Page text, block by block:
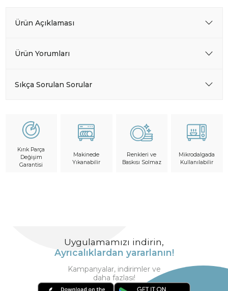
Ürün Açıklaması
Ürün Yorumları
Sıkça Sorulan Sorular
Kırık Parça
Değişim
Garantisi
Makinede
Yıkanabilir
Renkleri ve
Baskısı Solmaz
Mikrodalgada
Kullanılabilir
Uygulamamızı indirin,
Ayrıcalıklardan yararlanın!
Kampanyalar, indirimler ve
daha fazlası!